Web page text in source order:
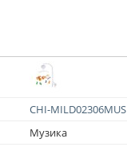
CHI-MILD02306MUS
Музика